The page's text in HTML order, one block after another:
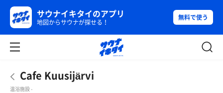
サウナイキタイのアプリ
地図からサウナが探せる！
無料で使う
Cafe Kuusijärvi
温浴施設 -